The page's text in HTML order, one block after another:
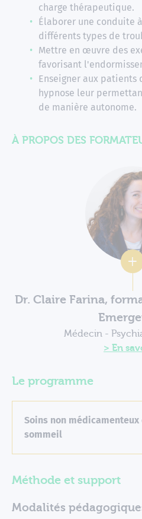
charge thérapeutique.
Élaborer une conduite
différents types de
Mettre en œuvre des
favorisant
Enseigner aux
hypnose leur
de manière autonome.
À PROPOS DES
Dr. Claire Farina,
Médecin -
En
Le programme
Soins non
sommeil
Méthode et support
Modalités